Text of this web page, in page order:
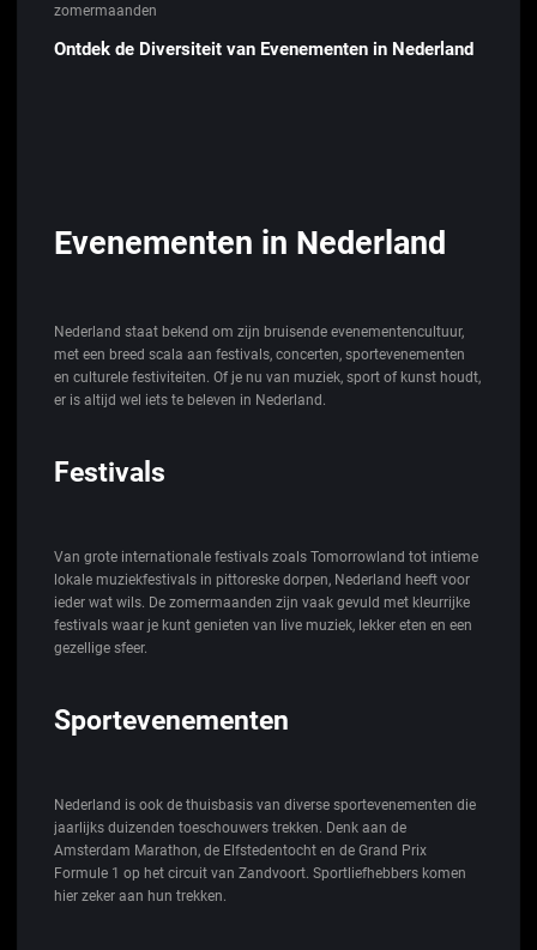
zomermaanden
Ontdek de Diversiteit van Evenementen in Nederland
Evenementen in Nederland
Nederland staat bekend om zijn bruisende evenementencultuur,
met een breed scala aan festivals, concerten, sportevenementen
en culturele festiviteiten. Of je nu van muziek, sport of kunst houdt,
er is altijd wel iets te beleven in Nederland.
Festivals
Van grote internationale festivals zoals Tomorrowland tot intieme
lokale muziekfestivals in pittoreske dorpen, Nederland heeft voor
ieder wat wils. De zomermaanden zijn vaak gevuld met kleurrijke
festivals waar je kunt genieten van live muziek, lekker eten en een
gezellige sfeer.
Sportevenementen
Nederland is ook de thuisbasis van diverse sportevenementen die
jaarlijks duizenden toeschouwers trekken. Denk aan de
Amsterdam Marathon, de Elfstedentocht en de Grand Prix
Formule 1 op het circuit van Zandvoort. Sportliefhebbers komen
hier zeker aan hun trekken.